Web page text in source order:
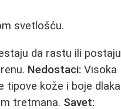
svetlošću.
da rastu ili postaju
Nedostaci: Visoka
tipove kože i boje dlaka
tretmana. Savet: